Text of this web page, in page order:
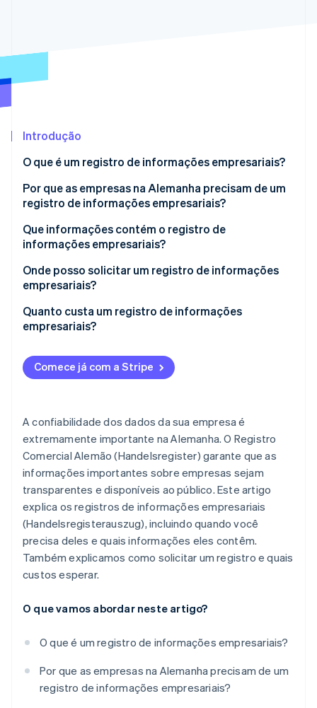
Incorporação de startups
Identity
Stripe Sessions 2026
Veja como a Stripe está construindo a infraestrutura
Introdução
O que é um registro de informações empresariais?
Por que as empresas na Alemanha precisam de um
registro de informações empresariais?
Incorporação de uma empresa
Solicitação de empréstimos e financiamentos
Assinatura de contratos e início de
relacionamentos empresariais
Cumprir requisitos jurídicos e documentação
estatutária
Cumprir com o órgão tributário e outras
autoridades públicas
Que informações contém o registro de
informações empresariais?
Versões alternativas do registro de informações
empresariais
Onde posso solicitar um registro de informações
empresariais?
Quanto custa um registro de informações
empresariais?
Comece já com a Stripe
A confiabilidade dos dados da sua empresa é
extremamente importante na Alemanha. O Registro
Comercial Alemão (Handelsregister) garante que as
informações importantes sobre empresas sejam
transparentes e disponíveis ao público. Este artigo
explica os registros de informações empresariais
(Handelsregisterauszug), incluindo quando você
precisa deles e quais informações eles contêm.
Também explicamos como solicitar um registro e quais
custos esperar.
O que vamos abordar neste artigo?
O que é um registro de informações empresariais?
Por que as empresas na Alemanha precisam de um
registro de informações empresariais?